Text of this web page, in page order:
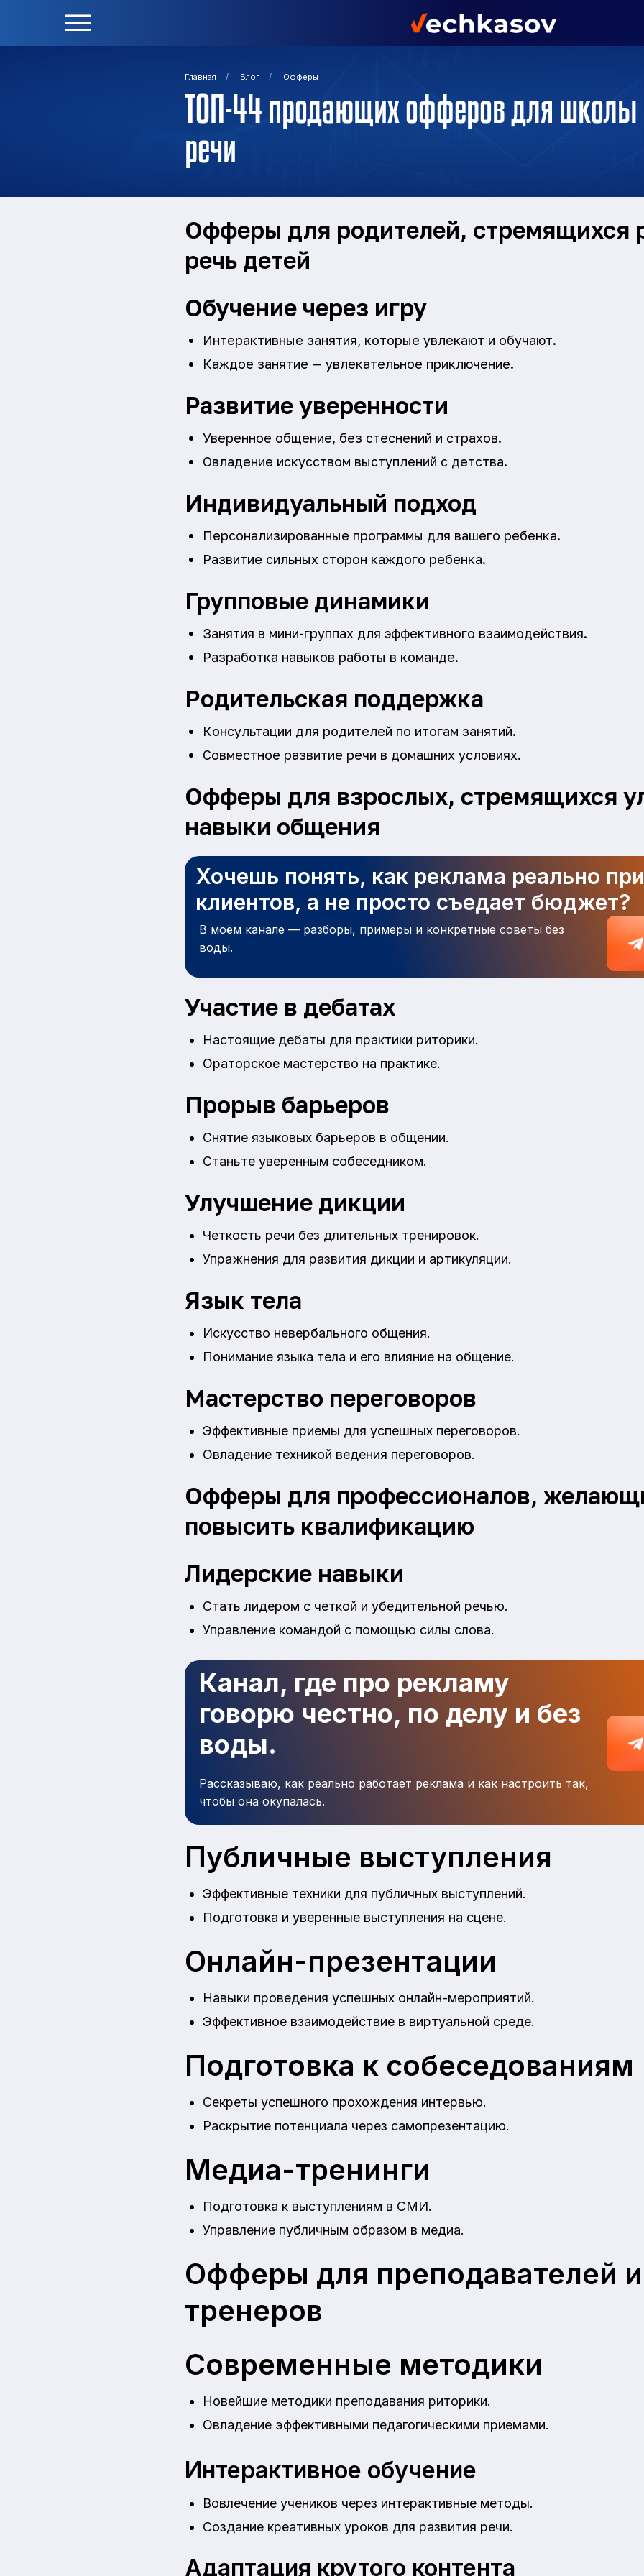
Главная / Блог / Офферы
ТОП-44 продающих офферов для школы
речи
Офферы для родителей, стремящихся
речь детей
Обучение через игру
Интерактивные занятия, которые увлекают и обучают.
Каждое занятие — увлекательное приключение.
Развитие уверенности
Уверенное общение, без стеснений и страхов.
Овладение искусством выступлений с детства.
Индивидуальный подход
Персонализированные программы для вашего ребенка.
Развитие сильных сторон каждого ребенка.
Групповые динамики
Занятия в мини-группах для эффективного взаимодействия.
Разработка навыков работы в команде.
Родительская поддержка
Консультации для родителей по итогам занятий.
Совместное развитие речи в домашних условиях.
Офферы для взрослых, стремящихся
навыки общения
Хочешь понять, как реклама реально
клиентов, а не просто съедает бюджет?
В моём канале — разборы, примеры и конкретные советы без
воды.
Участие в дебатах
Настоящие дебаты для практики риторики.
Ораторское мастерство на практике.
Прорыв барьеров
Снятие языковых барьеров в общении.
Станьте уверенным собеседником.
Улучшение дикции
Четкость речи без длительных тренировок.
Упражнения для развития дикции и артикуляции.
Язык тела
Искусство невербального общения.
Понимание языка тела и его влияние на общение.
Мастерство переговоров
Эффективные приемы для успешных переговоров.
Овладение техникой ведения переговоров.
Офферы для профессионалов,
повысить квалификацию
Лидерские навыки
Стать лидером с четкой и убедительной речью.
Управление командой с помощью силы слова.
Канал, где про рекламу
говорю честно, по делу и без
воды.
Рассказываю, как реально работает реклама и как настроить так,
чтобы она окупалась.
Публичные выступления
Эффективные техники для публичных выступлений.
Подготовка и уверенные выступления на сцене.
Онлайн-презентации
Навыки проведения успешных онлайн-мероприятий.
Эффективное взаимодействие в виртуальной среде.
Подготовка к собеседованиям
Секреты успешного прохождения интервью.
Раскрытие потенциала через самопрезентацию.
Медиа-тренинги
Подготовка к выступлениям в СМИ.
Управление публичным образом в медиа.
Офферы для преподавателей и
тренеров
Современные методики
Новейшие методики преподавания риторики.
Овладение эффективными педагогическими приемами.
Интерактивное обучение
Вовлечение учеников через интерактивные методы.
Создание креативных уроков для развития речи.
Адаптация крутого контента